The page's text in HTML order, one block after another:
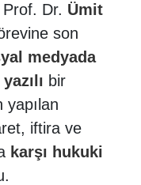
Prof. Dr. Ümit
son
medyada
yazılı bir
yapılan
iftira ve
karşı hukuki